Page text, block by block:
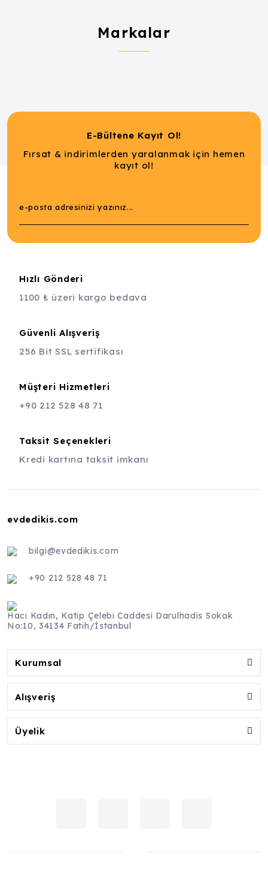
Markalar
E-Bültene Kayıt Ol!
Fırsat & indirimlerden yaralanmak için hemen
kayıt ol!
Hızlı Gönderi
1100 ₺ üzeri kargo bedava
Güvenli Alışveriş
256 Bit SSL sertifikası
Müşteri Hizmetleri
+90 212 528 48 71
Taksit Seçenekleri
Kredi kartına taksit imkanı
evdedikis.com
bilgi@evdedikis.com
+90 212 528 48 71
Hacı Kadın, Katip Çelebi Caddesi Darulhadis Sokak
No:10, 34134 Fatih/İstanbul
Kurumsal
Alışveriş
Üyelik